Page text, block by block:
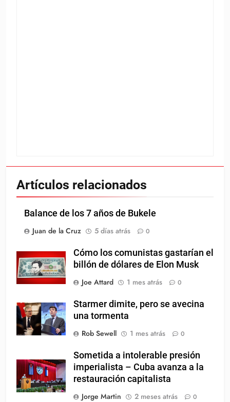
Artículos relacionados
Balance de los 7 años de Bukele
Juan de la Cruz
5 días atrás 0
Cómo los comunistas gastarían el
billón de dólares de Elon Musk
Joe Attard
1 mes atrás 0
Starmer dimite, pero se avecina
una tormenta
Rob Sewell
1 mes atrás 0
Sometida a intolerable presión
imperialista – Cuba avanza a la
restauración capitalista
Jorge Martin
2 meses atrás 0